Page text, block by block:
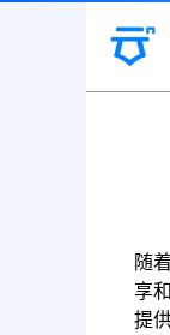
随
享
提